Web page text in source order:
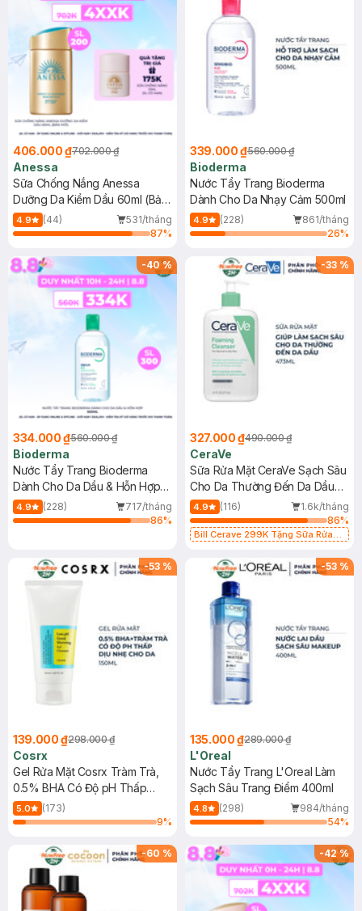
406.000 ₫702.000 ₫
Anessa
Sữa Chống Nắng Anessa
Dưỡng Da Kiềm Dầu 60ml (Bản
Mới)
4.9 (44)
531/tháng
87%
339.000 ₫560.000 ₫
Bioderma
Nước Tẩy Trang Bioderma
Dành Cho Da Nhạy Cảm 500ml
4.9 (228)
861/tháng
26%
-40%
334.000 ₫560.000 ₫
Bioderma
Nước Tẩy Trang Bioderma
Dành Cho Da Dầu & Hỗn Hợp
500ml
4.9 (228)
717/tháng
86%
-33 %
327.000 ₫490.000 ₫
CeraVe
Sữa Rửa Mặt CeraVe Sạch Sâu
Cho Da Thường Đến Da Dầu
473ml
4.9 (116)
1.6k/tháng
86%
Bill Cerave 299K Tặng Sữa Rửa
-53 %
139.000 ₫298.000 ₫
Cosrx
Gel Rửa Mặt Cosrx Tràm Trà,
0.5% BHA Có Độ pH Thấp
150ml
5.0
(173)
9%
-53 %
135.000 ₫289.000 ₫
L'Oreal
Nước Tẩy Trang L'Oreal Làm
Sạch Sâu Trang Điểm 400ml
4.8 (298)
984/tháng
54%
-60 % -42%